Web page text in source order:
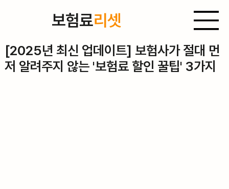
보험료리셋
[2025년 최신 업데이트] 보험사가 절대 먼
저 알려주지 않는 '보험료 할인 꿀팁' 3가지